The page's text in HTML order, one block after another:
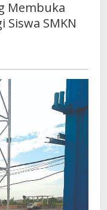
Membuka
Siswa SMKN